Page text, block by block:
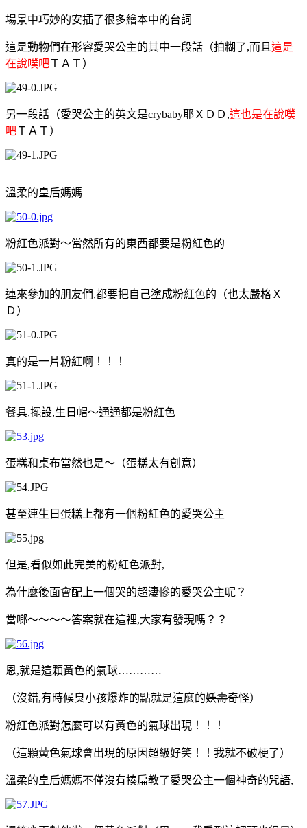
場景中巧妙的安插了很多繪本中的台詞
這是動物們在形容愛哭公主的其中一段話（拍糊了,而且 這是
在說噗吧ＴＡＴ）
另一段話（愛哭公主的英文是crybaby耶ＸＤＤ,這也是在說噗
吧ＴＡＴ）
溫柔的皇后媽媽
粉紅色派對～當然所有的東西都要是粉紅色的
連來參加的朋友們,都要把自己塗成粉紅色的（也太嚴格Ｘ
Ｄ）
真的是一片粉紅啊！！！
餐具,擺設,生日帽～通通都是粉紅色
蛋糕和桌布當然也是～（蛋糕太有創意）
甚至連生日蛋糕上都有一個粉紅色的愛哭公主
但是,看似如此完美的粉紅色派對,
為什麼後面會配上一個哭的超淒慘的愛哭公主呢？
當啷～～～～答案就在這裡,大家有發現嗎？？
恩,就是這顆黃色的氣球…………
（沒錯,有時候臭小孩爆炸的點就是這麼的妖壽奇怪）
粉紅色派對怎麼可以有黃色的氣球出現！！！
（這顆黃色氣球會出現的原因超級好笑！！我就不破梗了）
溫柔的皇后媽媽不僅沒有揍扁教了愛哭公主一個神奇的咒語,